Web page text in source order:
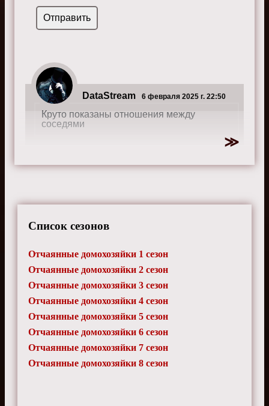
DataStream 6 февраля 2025 г. 22:50
Круто показаны отношения между
соседями
Список сезонов
Отчаянные домохозяйки 1 сезон
Отчаянные домохозяйки 2 сезон
Отчаянные домохозяйки 3 сезон
Отчаянные домохозяйки 4 сезон
Отчаянные домохозяйки 5 сезон
Отчаянные домохозяйки 6 сезон
Отчаянные домохозяйки 7 сезон
Отчаянные домохозяйки 8 сезон